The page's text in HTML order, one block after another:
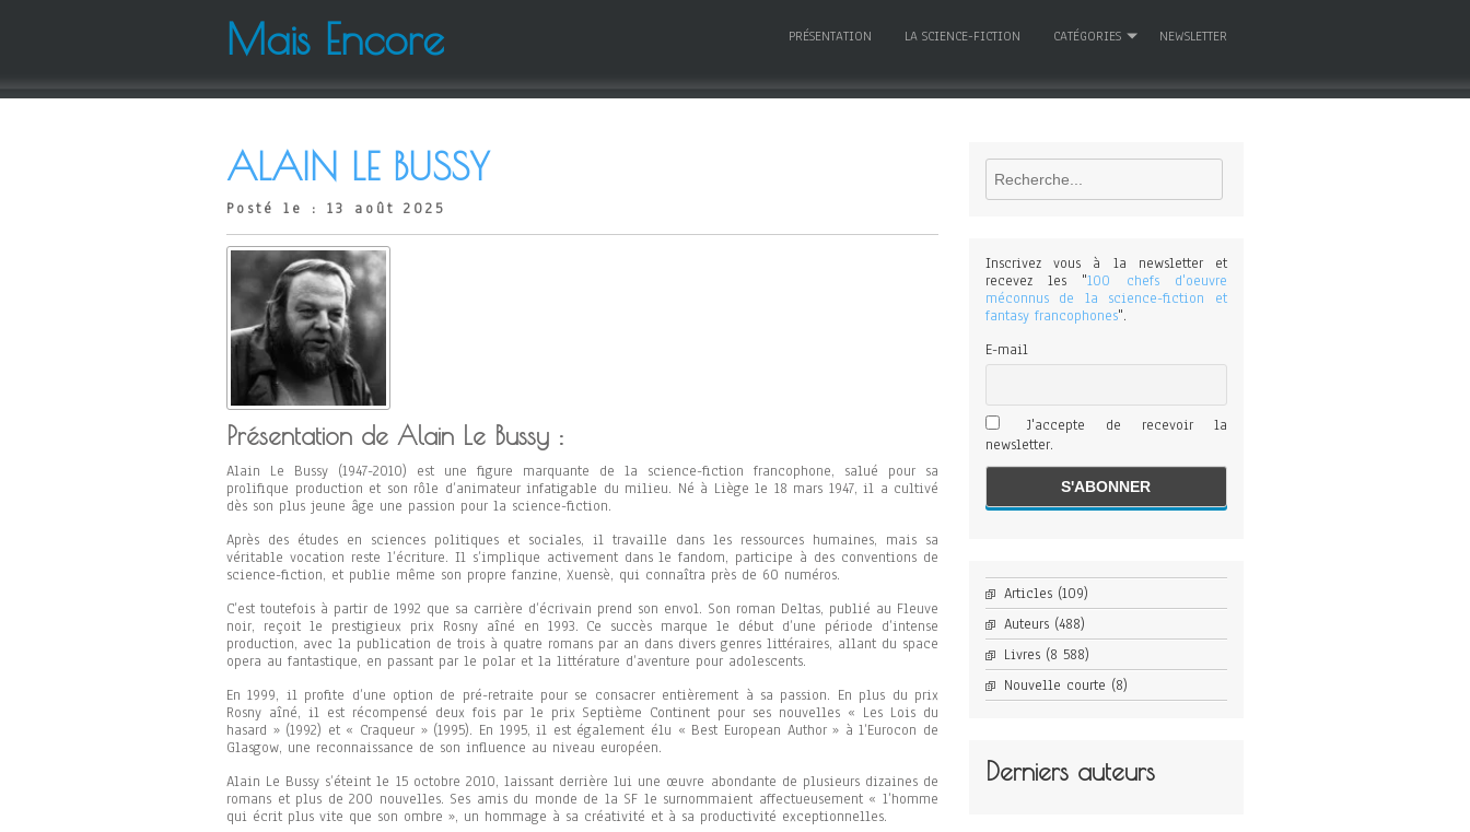
Mais Encore PRÉSENTATION LA SCIENCE-FICTION CATÉGORIES NEWSLETTER
ALAIN LE BUSSY
Posté le : 13 août 2025
Présentation de Alain Le Bussy :
Alain Le Bussy (1947-2010) est une figure marquante de la science-fiction francophone, salué pour sa
prolifique production et son rôle d’animateur infatigable du milieu. Né à Liège le 18 mars 1947, il a cultivé
dès son plus jeune âge une passion pour la science-fiction.
Après des études en sciences politiques et sociales, il travaille dans les ressources humaines, mais sa
véritable vocation reste l’écriture. Il s’implique activement dans le fandom, participe à des conventions de
science-fiction, et publie même son propre fanzine, Xuensè, qui connaîtra près de 60 numéros.
C’est toutefois à partir de 1992 que sa carrière d’écrivain prend son envol. Son roman Deltas, publié au Fleuve
noir, reçoit le prestigieux prix Rosny aîné en 1993. Ce succès marque le début d’une période d’intense
production, avec la publication de trois à quatre romans par an dans divers genres littéraires, allant du space
opera au fantastique, en passant par le polar et la littérature d’aventure pour adolescents.
En 1999, il profite d’une option de pré-retraite pour se consacrer entièrement à sa passion. En plus du prix
Rosny aîné, il est récompensé deux fois par le prix Septième Continent pour ses nouvelles « Les Lois du
hasard » (1992) et « Craqueur » (1995). En 1995, il est également élu « Best European Author » à l’Eurocon de
Glasgow, une reconnaissance de son influence au niveau européen.
Alain Le Bussy s’éteint le 15 octobre 2010, laissant derrière lui une œuvre abondante de plusieurs dizaines de
romans et plus de 200 nouvelles. Ses amis du monde de la SF le surnommaient affectueusement « l’homme
qui écrit plus vite que son ombre », un hommage à sa créativité et à sa productivité exceptionnelles.
Rechercher
Inscrivez vous à la newsletter et
recevez les "100 chefs d'oeuvre
méconnus de la science-fiction et
fantasy francophones".
E-mail
J'accepte de recevoir la
newsletter.
Articles(109)
Auteurs(488)
Livres(8 588)
Nouvelle courte (8)
Derniers auteurs